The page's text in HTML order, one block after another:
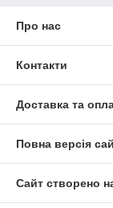
Про нас
Контакти
Доставка та
Повна версія
Сайт створено